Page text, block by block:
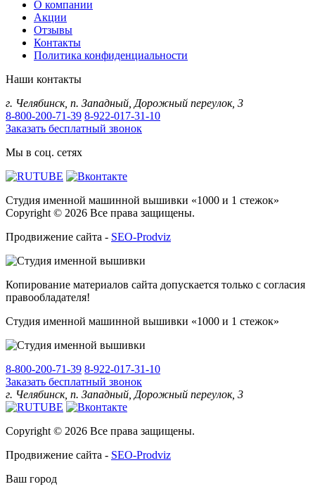
О компании
Акции
Отзывы
Контакты
Политика конфиденциальности
Наши контакты
г. Челябинск, п. Западный, Дорожный переулок, 3
8-800-200-71-39 8-922-017-31-10
Заказать бесплатный звонок
Мы в соц. сетях
Студия именной машинной вышивки «1000 и 1 стежок»
Copyright © 2026 Все права защищены.
Продвижение сайта - SEO-Prodviz
Копирование материалов сайта допускается только с согласия
правообладателя!
Студия именной машинной вышивки «1000 и 1 стежок»
8-800-200-71-39 8-922-017-31-10
Заказать бесплатный звонок
г. Челябинск, п. Западный, Дорожный переулок, 3
Copyright © 2026 Все права защищены.
Продвижение сайта - SEO-Prodviz
Ваш город